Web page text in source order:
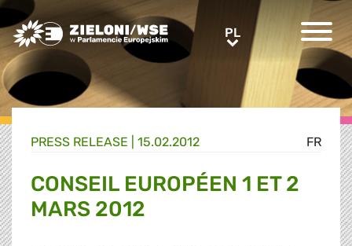
Greens/EFA Home PLPL
FR
PRESS RELEASE | 15.02.2012
CONSEIL EUROPÉEN 1 ET 2
MARS 2012